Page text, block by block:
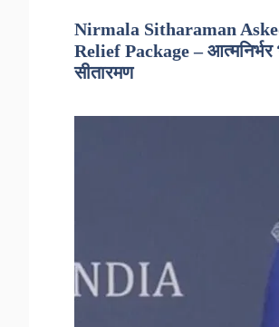
Nirmala Sitharaman
Relief Package – आत्मनिर्भर
सीतारमण